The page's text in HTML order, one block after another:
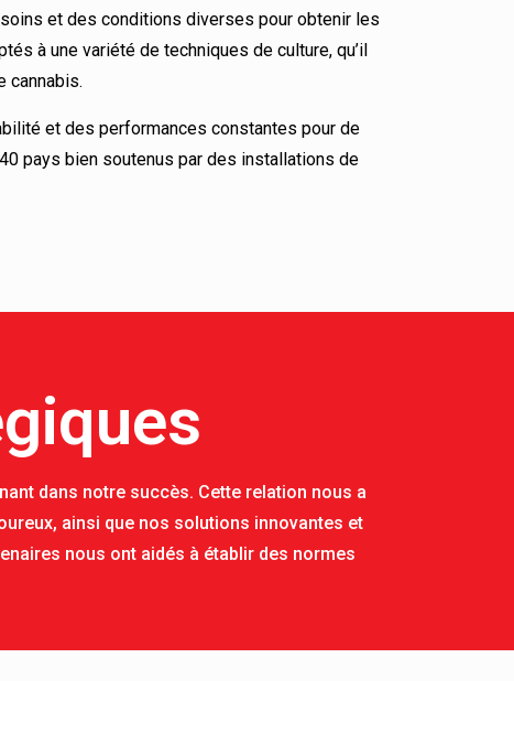
et des conditions diverses pour obtenir les
à une variété de techniques de culture, qu’il
cannabis.
et des performances constantes pour de
pays bien soutenus par des installations de
dans notre succès. Cette relation nous a
ainsi que nos solutions innovantes et
nous ont aidés à établir des normes